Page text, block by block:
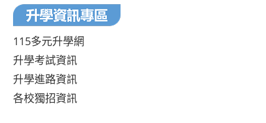
115多元升學網
升學考試資訊
升學進路資訊
各校獨招資訊